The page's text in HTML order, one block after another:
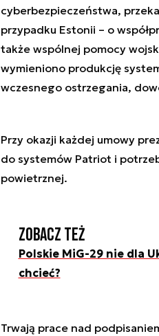
cyberbezpieczeństwa,
przypadku Estonii – o
także wspólnej pomocy
wymieniono produkcję
wczesnego ostrzegania,
Przy okazji każdej umowy
do systemów Patriot i
powietrznej.
Zobacz też
Polskie MiG-29 nie dla
chcieć?
Trwają prace nad